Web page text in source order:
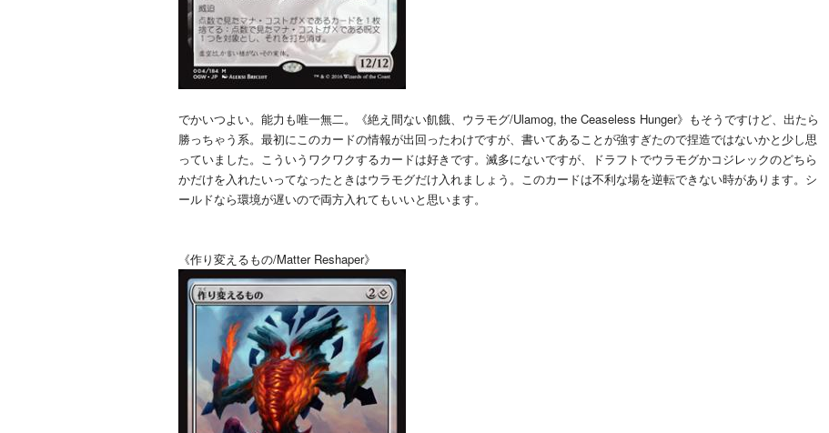
でかいつよい。能力も唯一無二。《絶え間ない飢餓、ウラモグ/Ulamog, the Ceaseless Hunger》もそうですけど、出たら
勝っちゃう系。最初にこのカードの情報が出回ったわけですが、書いてあることが強すぎたので捏造ではないかと少し思
っていました。こういうワクワクするカードは好きです。滅多にないですが、ドラフトでウラモグかコジレックのどちら
かだけを入れたいってなったときはウラモグだけ入れましょう。このカードは不利な場を逆転できない時があります。シ
ールドなら環境が遅いので両方入れてもいいと思います。
《作り変えるもの/Matter Reshaper》